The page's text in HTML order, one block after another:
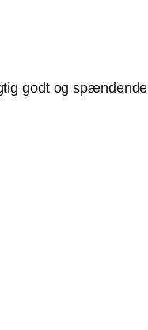
godt og spændende